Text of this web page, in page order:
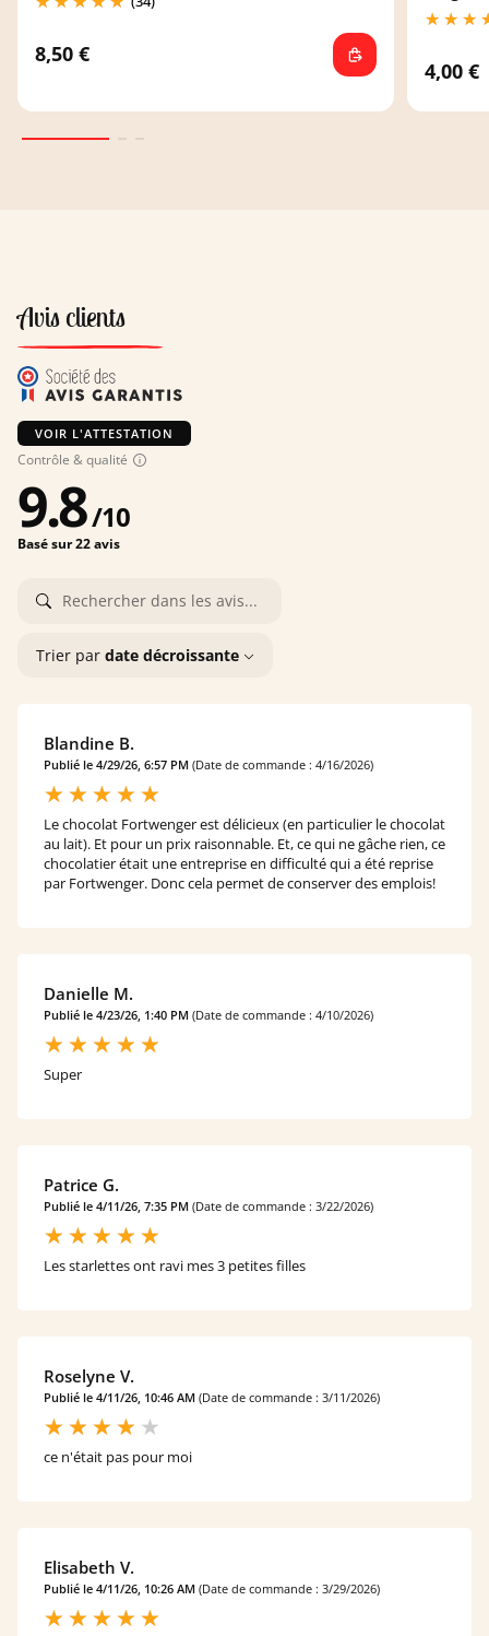
8,50 €
4,00 €
Avis clients
VOIR L'ATTESTATION
Contrôle & qualité
9.8/10
Basé sur 22 avis
Trier par date décroissante
Blandine B.
Publié le 4/29/26, 6:57 PM (Date de commande : 4/16/2026)
Le chocolat Fortwenger est délicieux (en particulier le chocolat
au lait). Et pour un prix raisonnable. Et, ce qui ne gâche rien, ce
chocolatier était une entreprise en difficulté qui a été reprise
par Fortwenger. Donc cela permet de conserver des emplois!
Danielle M.
Publié le 4/23/26, 1:40 PM (Date de commande : 4/10/2026)
Super
Patrice G.
Publié le 4/11/26, 7:35 PM (Date de commande : 3/22/2026)
Les starlettes ont ravi mes 3 petites filles
Roselyne V.
Publié le 4/11/26, 10:46 AM (Date de commande : 3/11/2026)
ce n'était pas pour moi
Elisabeth V.
Publié le 4/11/26, 10:26 AM (Date de commande : 3/29/2026)